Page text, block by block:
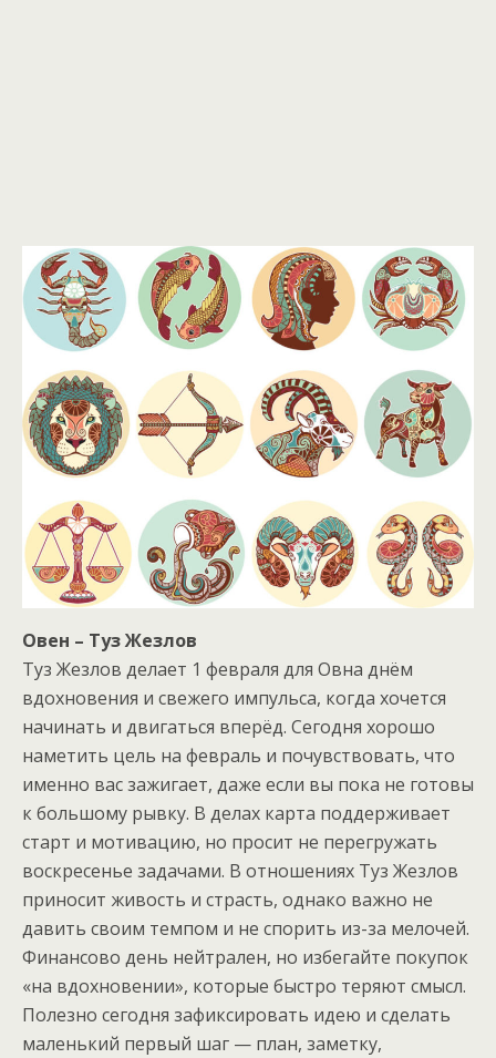
Овен – Туз Жезлов
Туз Жезлов делает 1 февраля для Овна днём
вдохновения и свежего импульса, когда хочется
начинать и двигаться вперёд. Сегодня хорошо
наметить цель на февраль и почувствовать, что
именно вас зажигает, даже если вы пока не готовы
к большому рывку. В делах карта поддерживает
старт и мотивацию, но просит не перегружать
воскресенье задачами. В отношениях Туз Жезлов
приносит живость и страсть, однако важно не
давить своим темпом и не спорить из-за мелочей.
Финансово день нейтрален, но избегайте покупок
«на вдохновении», которые быстро теряют смысл.
Полезно сегодня зафиксировать идею и сделать
маленький первый шаг — план, заметку,